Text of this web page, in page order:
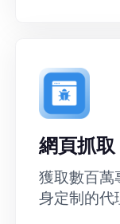
網頁抓取
獲取數百萬
身定制的代